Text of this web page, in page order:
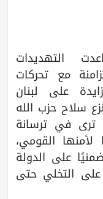
التهديدات
مع تحركات
على لبنان
سلاح حزب الله
ترى في ترسانة
لأمنها القومي،
على الدولة
على التخلي حتى